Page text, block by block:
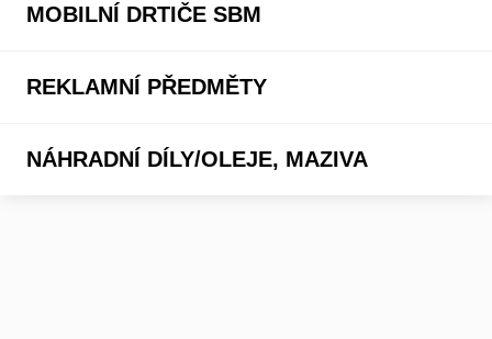
MOBILNÍ DRTIČE SBM
REKLAMNÍ PŘEDMĚTY
NÁHRADNÍ DÍLY/OLEJE, MAZIVA